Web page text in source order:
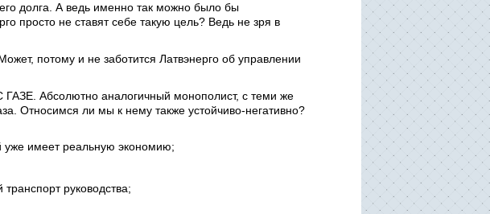
долга. А ведь именно так можно было бы
просто не ставят себе такую цель? Ведь не зря в
потому и не заботится Латвэнерго об управлении
ГАЗЕ. Абсолютно аналогичный монополист, с теми же
Относимся ли мы к нему также устойчиво-негативно?
уже имеет реальную экономию;
руководства;